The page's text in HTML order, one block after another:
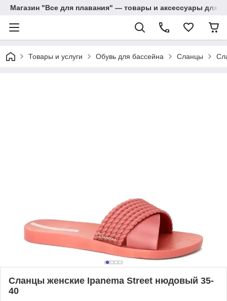
Магазин "Все для плавания" — товары и аксессуары для
Товары и услуги Обувь для бассейна Сланцы
Сланцы женские Ipanema Street нюдовый 35-
40